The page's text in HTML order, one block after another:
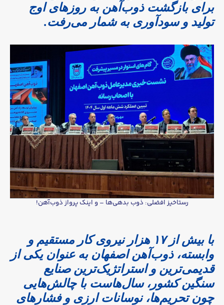
برای بازگشت ذوب‌آهن به روزهای اوج
تولید و سودآوری به شمار می‌رفت.
رستاخیز افضلی: ذوب بدهی‌ها – و اینک پرواز ذوب‌آهن!
با بیش از ۱۷ هزار نیروی کار مستقیم و
وابسته، ذوب‌آهن اصفهان به عنوان یکی از
قدیمی‌ترین و استراتژیک‌ترین صنایع
سنگین کشور، سال‌هاست با چالش‌هایی
چون تحریم‌ها، نوسانات ارزی و فشارهای